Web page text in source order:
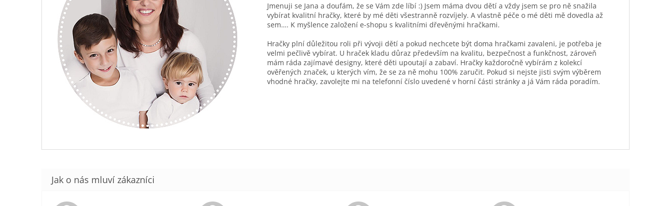
Jmenuji se Jana a doufám, že se Vám zde líbí :) Jsem máma dvou dětí a vždy jsem se pro ně snažila
vybírat kvalitní hračky, které by mé děti všestranně rozvíjely. A vlastně péče o mé děti mě dovedla až
sem…. K myšlence založení e-shopu s kvalitními dřevěnými hračkami.
Hračky plní důležitou roli při vývoji dětí a pokud nechcete být doma hračkami zavaleni, je potřeba je
velmi pečlivě vybírat. U hraček kladu důraz především na kvalitu, bezpečnost a funkčnost, zároveň
mám ráda zajímavé designy, které děti upoutají a zabaví. Hračky každoročně vybírám z kolekcí
ověřených značek, u kterých vím, že se za ně mohu 100% zaručit. Pokud si nejste jisti svým výběrem
vhodné hračky, zavolejte mi na telefonní číslo uvedené v horní části stránky a já Vám ráda poradím.